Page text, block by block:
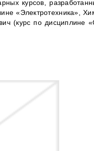
курсов,
«Электротехника»,
(курс по дисциплине «